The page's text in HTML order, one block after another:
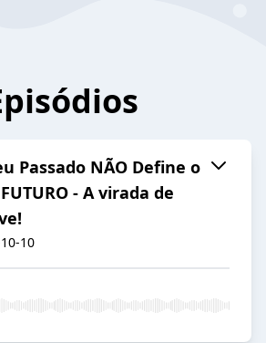
Passado NÃO Define o
- A virada de
10